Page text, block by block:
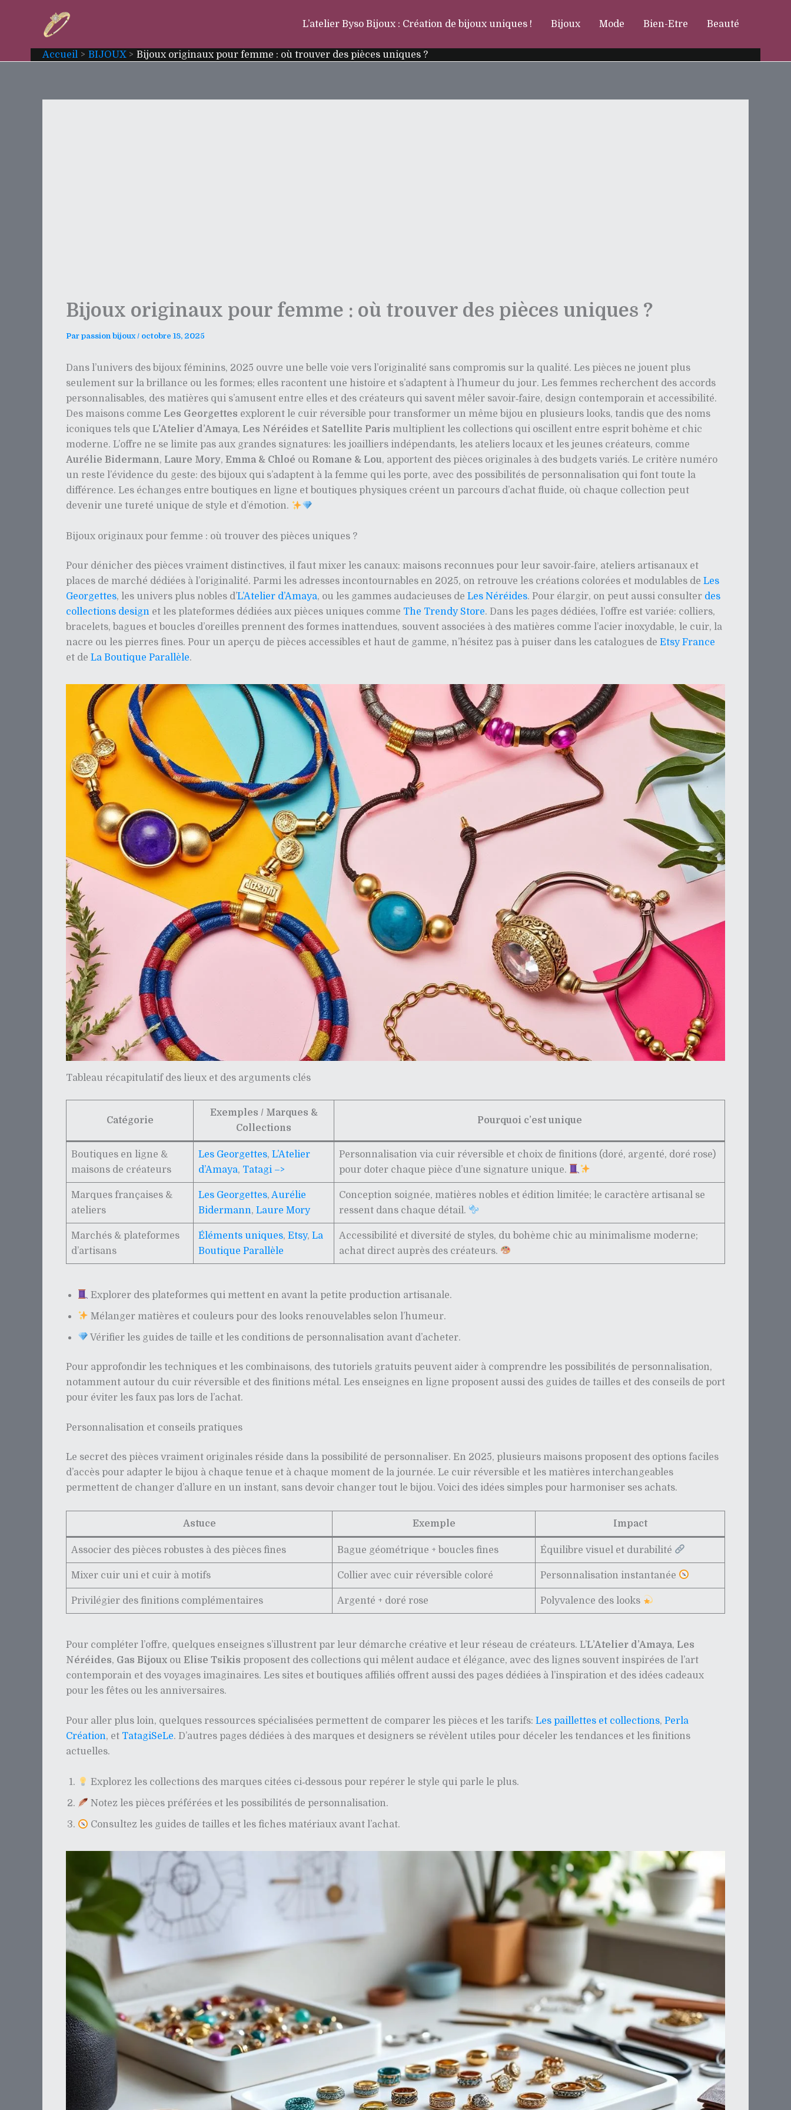
L’atelier Byso Bijoux : Création de bijoux uniques ! Bijoux Mode Bien-Etre Beauté
Accueil BIJOUX Bijoux originaux pour femme : où trouver des pièces uniques ?
Bijoux originaux pour femme : où trouver des pièces uniques ?
Par passion bijoux/ octobre 18, 2025
Dans l’univers des bijoux féminins, 2025 ouvre une belle voie vers l’originalité sans compromis sur la qualité. Les pièces ne jouent plus
seulement sur la brillance ou les formes; elles racontent une histoire et s’adaptent à l’humeur du jour. Les femmes recherchent des accords
personnalisables, des matières qui s’amusent entre elles et des créateurs qui savent mêler savoir‑faire, design contemporain et accessibilité.
Des maisons comme Les Georgettes explorent le cuir réversible pour transformer un même bijou en plusieurs looks, tandis que des noms
iconiques tels que L’Atelier d’Amaya, Les Néréides et Satellite Paris multiplient les collections qui oscillent entre esprit bohème et chic
moderne. L’offre ne se limite pas aux grandes signatures: les joailliers indépendants, les ateliers locaux et les jeunes créateurs, comme
Aurélie Bidermann, Laure Mory, Emma & Chloé ou Romane & Lou, apportent des pièces originales à des budgets variés. Le critère numéro
un reste l’évidence du geste: des bijoux qui s’adaptent à la femme qui les porte, avec des possibilités de personnalisation qui font toute la
différence. Les échanges entre boutiques en ligne et boutiques physiques créent un parcours d’achat fluide, où chaque collection peut
devenir une tureté unique de style et d’émotion.
Bijoux originaux pour femme : où trouver des pièces uniques ?
Pour dénicher des pièces vraiment distinctives, il faut mixer les canaux: maisons reconnues pour leur savoir‑faire, ateliers artisanaux et
places de marché dédiées à l’originalité. Parmi les adresses incontournables en 2025, on retrouve les créations colorées et modulables de Les
Georgettes, les univers plus nobles d’L’Atelier d’Amaya, ou les gammes audacieuses de Les Néréides. Pour élargir, on peut aussi consulter des
collections design et les plateformes dédiées aux pièces uniques comme The Trendy Store. Dans les pages dédiées, l’offre est variée: colliers,
bracelets, bagues et boucles d’oreilles prennent des formes inattendues, souvent associées à des matières comme l’acier inoxydable, le cuir, la
nacre ou les pierres fines. Pour un aperçu de pièces accessibles et haut de gamme, n’hésitez pas à puiser dans les catalogues de Etsy France
et de La Boutique Parallèle.
Tableau récapitulatif des lieux et des arguments clés
Catégorie
Exemples / Marques &
Collections
Pourquoi c’est unique
Boutiques en ligne &
maisons de créateurs
Les Georgettes, L’Atelier
d’Amaya, Tatagi –>
Personnalisation via cuir réversible et choix de finitions (doré, argenté, doré rose)
pour doter chaque pièce d’une signature unique.
Marques françaises &
ateliers
Les Georgettes, Aurélie
Bidermann, Laure Mory
Conception soignée, matières nobles et édition limitée; le caractère artisanal se
ressent dans chaque détail.
Marchés & plateformes
d’artisans
Éléments uniques, Etsy, La
Boutique Parallèle
Accessibilité et diversité de styles, du bohème chic au minimalisme moderne;
achat direct auprès des créateurs.
Explorer des plateformes qui mettent en avant la petite production artisanale.
Mélanger matières et couleurs pour des looks renouvelables selon l’humeur.
Vérifier les guides de taille et les conditions de personnalisation avant d’acheter.
Pour approfondir les techniques et les combinaisons, des tutoriels gratuits peuvent aider à comprendre les possibilités de personnalisation,
notamment autour du cuir réversible et des finitions métal. Les enseignes en ligne proposent aussi des guides de tailles et des conseils de port
pour éviter les faux pas lors de l’achat.
Personnalisation et conseils pratiques
Le secret des pièces vraiment originales réside dans la possibilité de personnaliser. En 2025, plusieurs maisons proposent des options faciles
d’accès pour adapter le bijou à chaque tenue et à chaque moment de la journée. Le cuir réversible et les matières interchangeables
permettent de changer d’allure en un instant, sans devoir changer tout le bijou. Voici des idées simples pour harmoniser ses achats.
Astuce Exemple Impact
Associer des pièces robustes à des pièces fines Bague géométrique + boucles fines Équilibre visuel et durabilité
Mixer cuir uni et cuir à motifs Collier avec cuir réversible coloré Personnalisation instantanée
Privilégier des finitions complémentaires Argenté + doré rose Polyvalence des looks
Pour compléter l’offre, quelques enseignes s’illustrent par leur démarche créative et leur réseau de créateurs. L’L’Atelier d’Amaya, Les
Néréides, Gas Bijoux ou Elise Tsikis proposent des collections qui mêlent audace et élégance, avec des lignes souvent inspirées de l’art
contemporain et des voyages imaginaires. Les sites et boutiques affiliés offrent aussi des pages dédiées à l’inspiration et des idées cadeaux
pour les fêtes ou les anniversaires.
Pour aller plus loin, quelques ressources spécialisées permettent de comparer les pièces et les tarifs: Les paillettes et collections, Perla
Création, et TatagiSeLe. D’autres pages dédiées à des marques et designers se révèlent utiles pour déceler les tendances et les finitions
actuelles.
Explorez les collections des marques citées ci‑dessous pour repérer le style qui parle le plus.
Notez les pièces préférées et les possibilités de personnalisation.
Consultez les guides de tailles et les fiches matériaux avant l’achat.